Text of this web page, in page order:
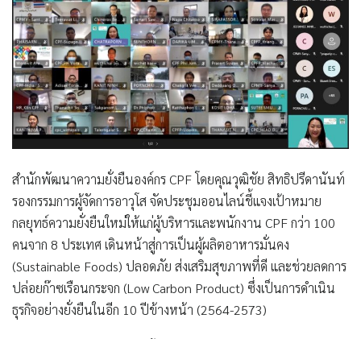
สำนักพัฒนาความยั่งยืนองค์กร CPF โดยคุณวุฒิชัย สิทธิปรีดานันท์
รองกรรมการผู้จัดการอาวุโสจัดประชุมออนไลน์ชี้แจงเป้าหมาย
กลยุทธ์ความยั่งยืนใหม่ให้แก่ผู้บริหารและพนักงาน CPF กว่า 100
คนจาก 8 ประเทศ เดินหน้าสู่การเป็นผู้ผลิตอาหารมั่นคง
(Sustainable Foods) ปลอดภัย ส่งเสริมสุขภาพที่ดี และช่วยลดการ
ปล่อยก๊าซเรือนกระจก (Low Carbon Product) ซึ่งเป็นการดำเนิน
ธุรกิจอย่างยั่งยืนในอีก 10 ปีข้างหน้า (2564-2573)